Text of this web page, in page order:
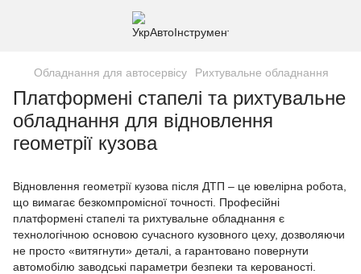
Обладнання для автосервісу Рихтувальне обладнання
Платформені стапелі та рихтувальне
обладнання для відновлення
геометрії кузова
Відновлення геометрії кузова після ДТП – це ювелірна робота,
що вимагає безкомпромісної точності. Професійні
платформені стапелі та рихтувальне обладнання є
технологічною основою сучасного кузовного цеху, дозволяючи
не просто «витягнути» деталі, а гарантовано повернути
автомобілю заводські параметри безпеки та керованості.